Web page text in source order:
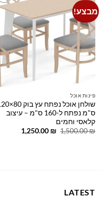
מבצע!
to
פינות אוכל
שולחן אוכל נפתח עץ
ס"מ נפתח ל-160 ס"מ – עיצוב
קלאסי וחמים
1,500.00₪
המחיר
1,250.00 ₪
המחיר
LATEST